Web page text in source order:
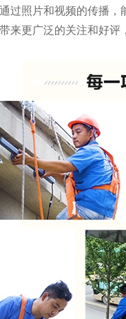
过照片和视频的传播
来更广泛的关注和好评